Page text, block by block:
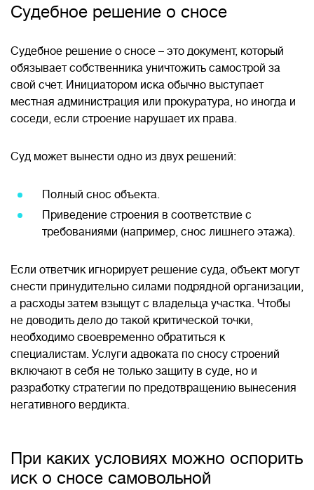
Судебное решение о сносе
Судебное решение о сносе – это документ, который
обязывает собственника уничтожить самострой за
свой счет. Инициатором иска обычно выступает
местная администрация или прокуратура, но иногда и
соседи, если строение нарушает их права.
Суд может вынести одно из двух решений:
Полный снос объекта.
Приведение строения в соответствие с
требованиями (например, снос лишнего этажа).
Если ответчик игнорирует решение суда, объект могут
снести принудительно силами подрядной организации,
а расходы затем взыщут с владельца участка. Чтобы
не доводить дело до такой критической точки,
необходимо своевременно обратиться к
специалистам. Услуги адвоката по сносу строений
включают в себя не только защиту в суде, но и
разработку стратегии по предотвращению вынесения
негативного вердикта.
При каких условиях можно оспорить
иск о сносе самовольной